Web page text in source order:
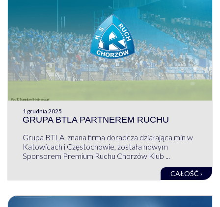
1 grudnia 2025
GRUPA BTLA PARTNEREM RUCHU
Grupa BTLA, znana firma doradcza działająca min w
Katowicach i Częstochowie, została nowym
Sponsorem Premium Ruchu Chorzów Klub ...
CAŁOŚĆ ›